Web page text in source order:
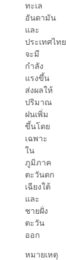
ทะเล
อันดามัน
และ
ประเทศไทย
จะมี
กำลัง
แรงขึ้น
ส่งผลให้
ปริมาณ
ฝนเพิ่ม
ขึ้นโดย
เฉพาะ
ใน
ภูมิภาค
ตะวันตก
เฉียงใต้
และ
ชายฝั่ง
ตะวัน
ออก
หมายเหตุ